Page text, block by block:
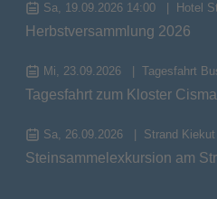
Sa, 19.09.2026 14:00 Hotel
Herbstversammlung 2026
Mi, 23.09.2026 Tagesfahrt
Tagesfahrt zum Kloster
Sa, 26.09.2026 Strand Kiekut
Steinsammelexkursion am